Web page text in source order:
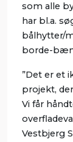
som alle
har bl.a.
bålhytter/
borde-
”Det er et
projekt,
Vi får
Vestbjerg